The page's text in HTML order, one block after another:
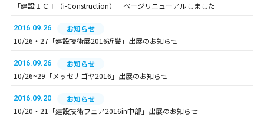
「建設ＩＣＴ（i-Construction）」ページリニューアルしました
2016.09.26
お知らせ
10/26・27「建設技術展2016近畿」出展のお知らせ
2016.09.26
お知らせ
10/26~29「メッセナゴヤ2016」出展のお知らせ
2016.09.20
お知らせ
10/20・21「建設技術フェア2016in中部」出展のお知らせ